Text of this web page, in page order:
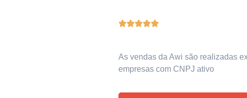
As vendas da Awi são realizadas
empresas com CNPJ ativo